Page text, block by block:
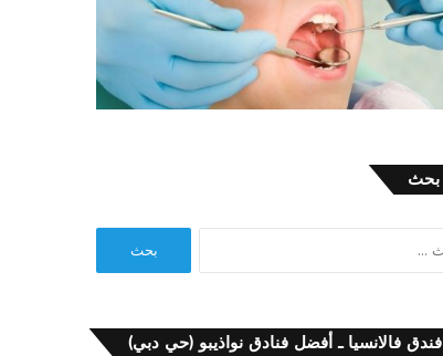
بحث
فندق فالانسيا ـ أفضل فنادق نواذيبو (حي دبي)